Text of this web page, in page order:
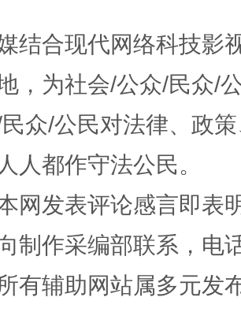
王建安的艺术幻境
制助力责任有效落实 一纸欠
结合现代网络科技影
，为社会/公众/民众/
众/公民对法律、政
人都作守法公民。
网发表评论感言即表
制作采编部联系，电
有辅助网站属多元发